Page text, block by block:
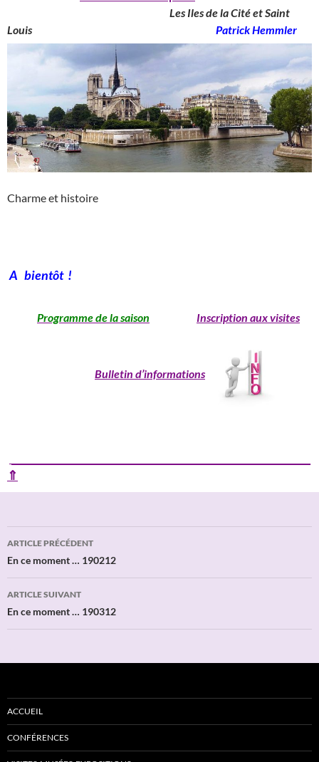
Les Iles de la Cité et Saint
Louis
Patrick Hemmler
Charme et histoire
A bientôt !
Programme de la saison Inscription aux visites
Bulletin d’informations
⇑
Navigation
des
articles
ARTICLE PRÉCÉDENT
En ce moment … 190212
ARTICLE SUIVANT
En ce moment … 190312
ACCUEIL
CONFÉRENCES